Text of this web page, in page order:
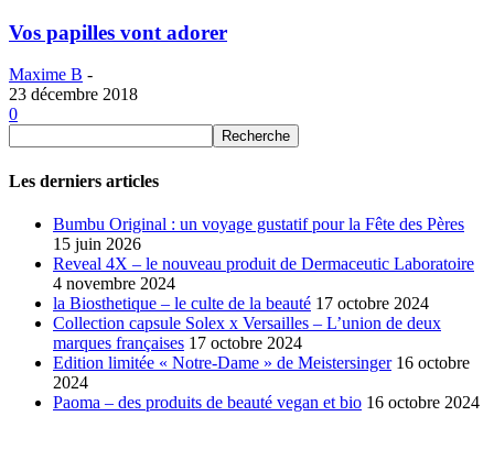
Vos papilles vont adorer
Maxime B -
23 décembre 2018
0
Les derniers articles
Bumbu Original : un voyage gustatif pour la Fête des Pères
15 juin 2026
Reveal 4X – le nouveau produit de Dermaceutic Laboratoire
4 novembre 2024
la Biosthetique – le culte de la beauté 17 octobre 2024
Collection capsule Solex x Versailles – L’union de deux
marques françaises 17 octobre 2024
Edition limitée « Notre-Dame » de Meistersinger 16 octobre
2024
Paoma – des produits de beauté vegan et bio 16 octobre 2024